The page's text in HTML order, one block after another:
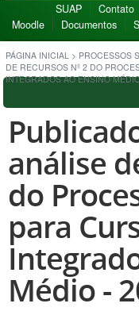
SUAP Contato
Moodle
Documentos
PÁGINA INICIAL > PROCESSOS
DE RECURSOS Nº 2 DO
INTEGRADOS AO ENSINO
análise
do
para
Médio -